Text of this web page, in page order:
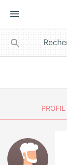
menu
search
PROFIL